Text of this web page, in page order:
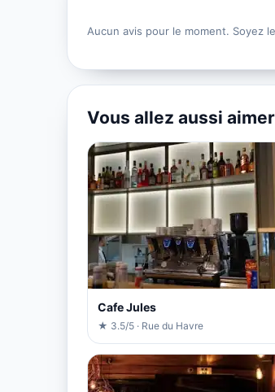
Aucun avis pour le moment. Soyez
Vous allez aussi aimer
Cafe Jules
★ 3.5/5 · Rue du Havre